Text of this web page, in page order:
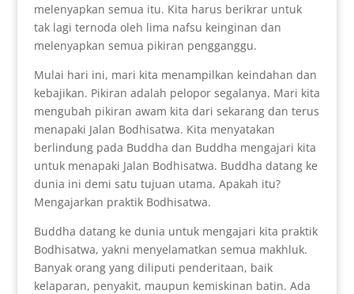
melenyapkan semua itu. Kita harus berikrar untuk
tak lagi ternoda oleh lima nafsu keinginan dan
melenyapkan semua pikiran pengganggu.
Mulai hari ini, mari kita menampilkan keindahan dan
kebajikan. Pikiran adalah pelopor segalanya. Mari kita
mengubah pikiran awam kita dari sekarang dan terus
menapaki Jalan Bodhisatwa. Kita menyatakan
berlindung pada Buddha dan Buddha mengajari kita
untuk menapaki Jalan Bodhisatwa. Buddha datang ke
dunia ini demi satu tujuan utama. Apakah itu?
Mengajarkan praktik Bodhisatwa.
Buddha datang ke dunia untuk mengajari kita praktik
Bodhisatwa, yakni menyelamatkan semua makhluk.
Banyak orang yang diliputi penderitaan, baik
kelaparan, penyakit, maupun kemiskinan batin. Ada